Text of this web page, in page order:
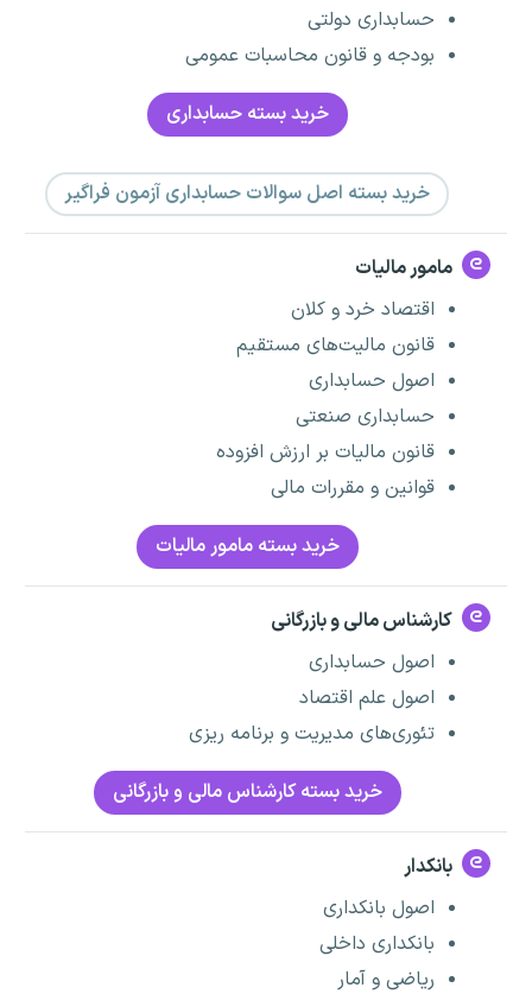
حسابداری دولتی
بودجه و قانون محاسبات عمومی
خرید بسته حسابداری
خرید بسته اصل سوالات حسابداری آزمون فراگیر
مامور مالیات
اقتصاد خرد و کلان
قانون مالیت‌های مستقیم
اصول حسابداری
حسابداری صنعتی
قانون مالیات بر ارزش افزوده
قوانین و مقررات مالی
خرید بسته مامور مالیات
کارشناس مالی و بازرگانی
اصول حسابداری
اصول علم اقتصاد
تئوری‌های مدیریت و برنامه ریزی
خرید بسته کارشناس مالی و بازرگانی
بانکدار
اصول بانکداری
بانکداری داخلی
ریاضی و آمار